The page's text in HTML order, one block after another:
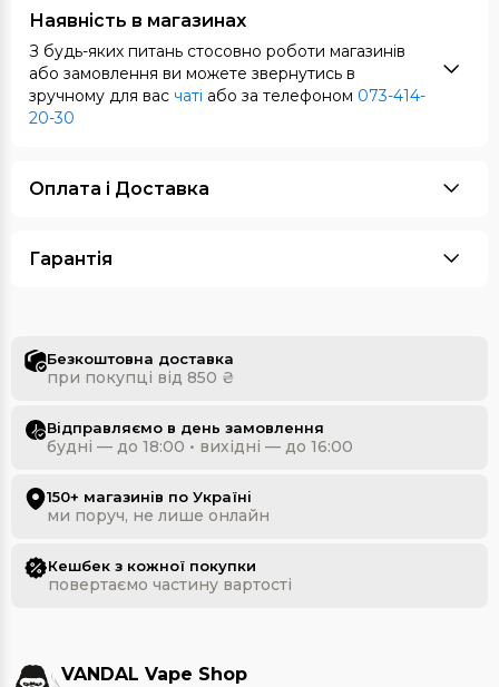
Наявність в магазинах
З будь-яких питань стосовно роботи магазинів
або замовлення ви можете звернутись в
зручному для вас чаті або за телефоном 073-414-
20-30
Оплата i Доставка
Гарантія
Безкоштовна доставка
при покупці від 850 ₴
Відправляємо в день замовлення
будні — до 18:00 • вихідні — до 16:00
150+ магазинів по Україні
ми поруч, не лише онлайн
Кешбек з кожної покупки
повертаємо частину вартості
VANDAL Vape Shop